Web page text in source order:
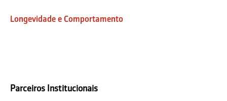
Longevidade e Comportamento
Parceiros Institucionais